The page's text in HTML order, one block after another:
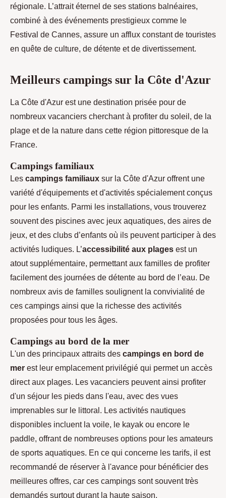
régionale. L’attrait éternel de ses stations balnéaires,
combiné à des événements prestigieux comme le
Festival de Cannes, assure un afflux constant de touristes
en quête de culture, de détente et de divertissement.
Meilleurs campings sur la Côte d'Azur
La Côte d'Azur est une destination prisée pour de
nombreux vacanciers cherchant à profiter du soleil, de la
plage et de la nature dans cette région pittoresque de la
France.
Campings familiaux
Les campings familiaux sur la Côte d'Azur offrent une
variété d'équipements et d'activités spécialement conçus
pour les enfants. Parmi les installations, vous trouverez
souvent des piscines avec jeux aquatiques, des aires de
jeux, et des clubs d’enfants où ils peuvent participer à des
activités ludiques. L’accessibilité aux plages est un
atout supplémentaire, permettant aux familles de profiter
facilement des journées de détente au bord de l’eau. De
nombreux avis de familles soulignent la convivialité de
ces campings ainsi que la richesse des activités
proposées pour tous les âges.
Campings au bord de la mer
L'un des principaux attraits des campings en bord de
mer est leur emplacement privilégié qui permet un accès
direct aux plages. Les vacanciers peuvent ainsi profiter
d'un séjour les pieds dans l'eau, avec des vues
imprenables sur le littoral. Les activités nautiques
disponibles incluent la voile, le kayak ou encore le
paddle, offrant de nombreuses options pour les amateurs
de sports aquatiques. En ce qui concerne les tarifs, il est
recommandé de réserver à l'avance pour bénéficier des
meilleures offres, car ces campings sont souvent très
demandés surtout durant la haute saison.